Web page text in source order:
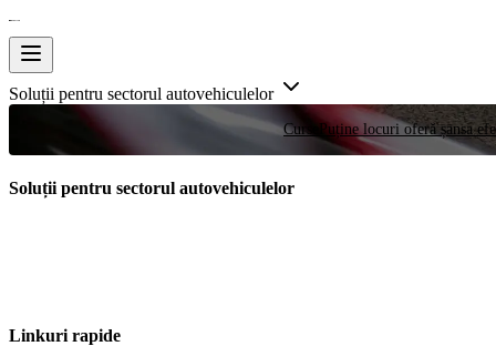
Soluții pentru sectorul autovehiculelor
Curse Puține locuri oferă șansa
Soluții pentru sectorul autovehiculelor
Linkuri rapide